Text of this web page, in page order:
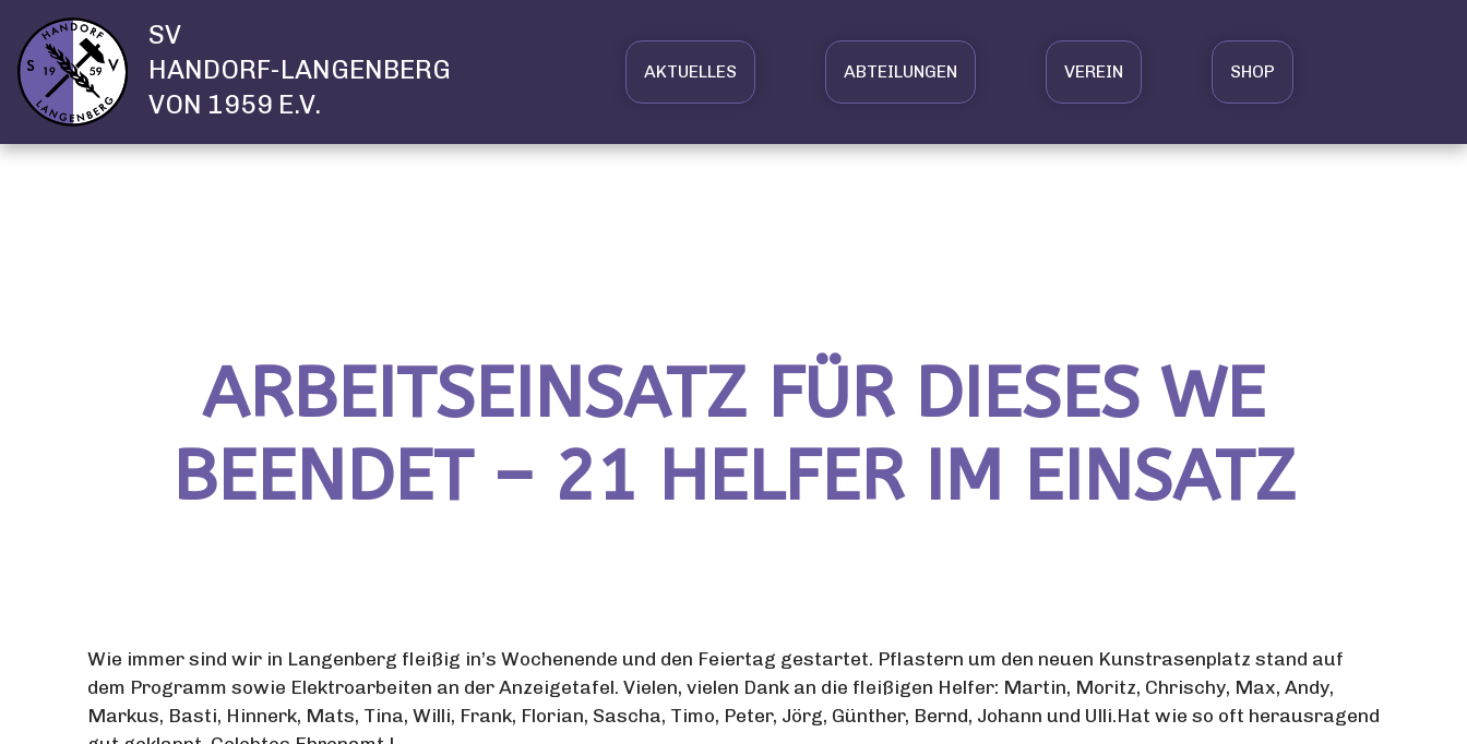
SV
HANDORF-LANGENBERG
VON 1959 E.V.
AKTUELLES ABTEILUNGEN VEREIN SHOP
ARBEITSEINSATZ FÜR DIESES WE
BEENDET – 21 HELFER IM EINSATZ
Wie immer sind wir in Langenberg fleißig in’s Wochenende und den Feiertag gestartet. Pflastern um den neuen Kunstrasenplatz stand auf
dem Programm sowie Elektroarbeiten an der Anzeigetafel. Vielen, vielen Dank an die fleißigen Helfer: Martin, Moritz, Chrischy, Max, Andy,
Markus, Basti, Hinnerk, Mats, Tina, Willi, Frank, Florian, Sascha, Timo, Peter, Jörg, Günther, Bernd, Johann und Ulli.Hat wie so oft herausragend